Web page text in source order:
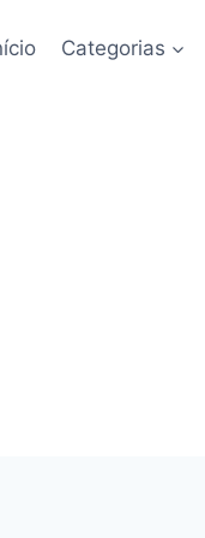
Categorias